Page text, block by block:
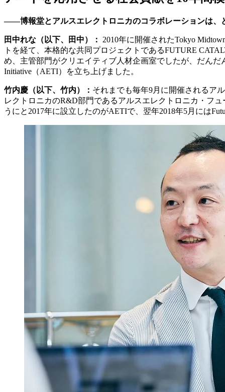
――博報堂とアルスエレクトロニカのコラボレーションは、
田中れな（以下、田中）：
2010年に開催されたTokyo
トを経て、本格的な共同プロジェクトであるFUTURE
め、主管部門がクリエイティブ人材企画室でしたが、だん
Initiative（AETI）を立ち上げました。
竹内慶（以下、竹内）： それまでも毎年9月に開催されるア
レクトロニカのR&D部門であるアルスエレクトロニカ・フ
うにと2017年に設立したのがAETIで、翌年2018年5月には